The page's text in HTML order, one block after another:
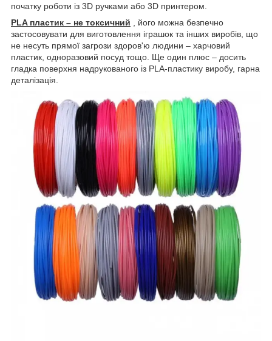
початку роботи із 3D ручками або 3D принтером.
PLA пластик – не токсичний , його можна безпечно
застосовувати для виготовлення іграшок та інших виробів, що
не несуть прямої загрози здоров'ю людини – харчовий
пластик, одноразовий посуд тощо. Ще один плюс – досить
гладка поверхня надрукованого із PLA-пластику виробу, гарна
деталізація.